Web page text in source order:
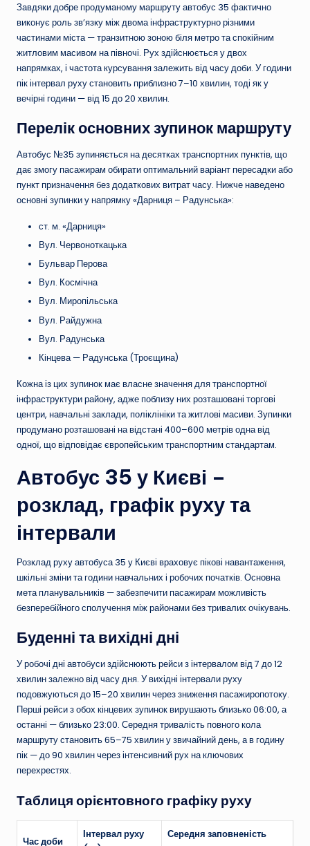
Завдяки добре продуманому маршруту автобус 35 фактично
виконує роль зв’язку між двома інфраструктурно різними
частинами міста — транзитною зоною біля метро та спокійним
житловим масивом на півночі. Рух здійснюється у двох
напрямках, і частота курсування залежить від часу доби. У години
пік інтервал руху становить приблизно 7–10 хвилин, тоді як у
вечірні години — від 15 до 20 хвилин.
Перелік основних зупинок маршруту
Автобус №35 зупиняється на десятках транспортних пунктів, що
дає змогу пасажирам обирати оптимальний варіант пересадки або
пункт призначення без додаткових витрат часу. Нижче наведено
основні зупинки у напрямку «Дарниця – Радунська»:
ст. м. «Дарниця»
Вул. Червоноткацька
Бульвар Перова
Вул. Космічна
Вул. Миропільська
Вул. Райдужна
Вул. Радунська
Кінцева — Радунська (Троєщина)
Кожна із цих зупинок має власне значення для транспортної
інфраструктури району, адже поблизу них розташовані торгові
центри, навчальні заклади, поліклініки та житлові масиви. Зупинки
продумано розташовані на відстані 400–600 метрів одна від
одної, що відповідає європейським транспортним стандартам.
Автобус 35 у Києві –
розклад, графік руху та
інтервали
Розклад руху автобуса 35 у Києві враховує пікові навантаження,
шкільні зміни та години навчальних і робочих початків. Основна
мета планувальників — забезпечити пасажирам можливість
безперебійного сполучення між районами без тривалих очікувань.
Буденні та вихідні дні
У робочі дні автобуси здійснюють рейси з інтервалом від 7 до 12
хвилин залежно від часу дня. У вихідні інтервали руху
подовжуються до 15–20 хвилин через зниження пасажиропотоку.
Перші рейси з обох кінцевих зупинок вирушають близько 06:00, а
останні — близько 23:00. Середня тривалість повного кола
маршруту становить 65–75 хвилин у звичайний день, а в годину
пік — до 90 хвилин через інтенсивний рух на ключових
перехрестях.
Таблиця орієнтовного графіку руху
Час доби
Інтервал руху
Середня заповненість